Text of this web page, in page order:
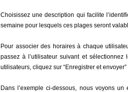
Choisissez une description qui facilite
semaine pour lesquels ces plages seront
Pour associer des horaires à chaque
passez à l’utilisateur suivant et
utilisateurs, cliquez sur “Enregistrer et
Dans l’exemple ci-dessous, nous voyons